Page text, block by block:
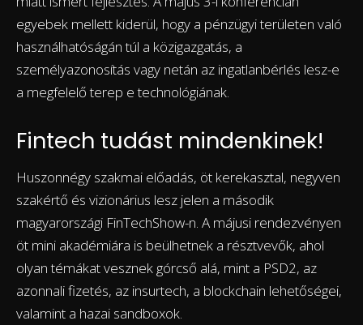
egyebek mellett kiderül, hogy a pénzügyi területen való
használhatóságán túl a közigazgatás, a
személyazonosítás vagy netán az ingatlanbérlés lesz-e
a megfelelő terep e technológiának.
Fintech tudást mindenkinek!
Huszonnégy szakmai előadás, öt kerekasztal, negyven
szakértő és vizionárius lesz jelen a második
magyarországi FinTechShow-n. A májusi rendezvényen
öt mini akadémiára is beülhetnek a résztvevők, ahol
olyan témákat vesznek górcső alá, mint a PSD2, az
azonnali fizetés, az insurtech, a blockchain lehetőségei,
valamint a hazai sandboxok.